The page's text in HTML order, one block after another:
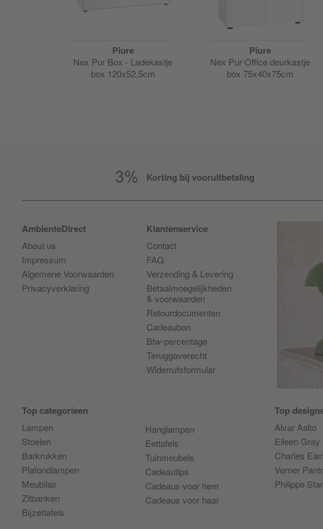
Piure
Nex Pur Box - Ladekastje
box 120x52.5cm
Piure
Nex Pur Office deurkastje
box 75x40x75cm
Korting bij vooruitbetaling
AmbienteDirect
About us
Impressum
Algemene Voorwaarden
Privacyverklaring
Klantenservice
Contact
FAQ
Verzending & Levering
Betaalmoegelijkheden
& voorwaarden
Retourdocumenten
Cadeaubon
Btw-percentage
Teruggaverecht
Widerrufsformular
Top categorieen
Lampen
Stoelen
Barkrukken
Plafondlampen
Meubilair
Zitbanken
Bijzettafels
Hanglampen
Eettafels
Tuinmeubels
Cadeautips
Cadeaus voor hem
Cadeaus voor haar
Top
Alvar Aalto
Eileen Gray
Charles
Verner
Philippe